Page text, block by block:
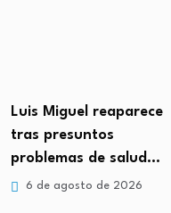
Luis Miguel reaparece
tras presuntos
problemas de salud…
6 de agosto de 2026